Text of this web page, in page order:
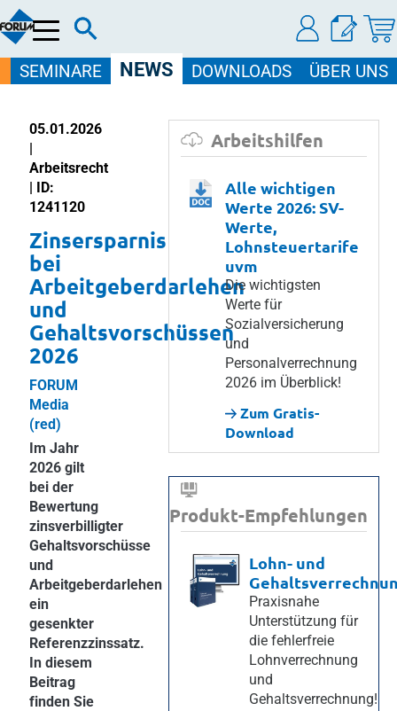
Menü
SEMINARE NEWS DOWNLOADS ÜBER UNS
05.01.2026
|
Arbeitsrecht
| ID:
1241120
Zinsersparnis
bei
Arbeitgeberdarlehen
und
Gehaltsvorschüssen
2026
FORUM
Media
(red)
Im Jahr
2026 gilt
bei der
Bewertung
zinsverbilligter
Gehaltsvorschüsse
und
Arbeitgeberdarlehen
ein
gesenkter
Referenzzinssatz.
In diesem
Beitrag
finden Sie
Arbeitshilfen
Alle wichtigen
Werte 2026: SV-
Werte,
Lohnsteuertarife
uvm
Die wichtigsten
Werte für
Sozialversicherung
und
Personalverrechnung
2026 im Überblick!
Zum Gratis-
Download
Produkt-Empfehlungen
Lohn- und
Praxisnahe
Unterstützung für
die fehlerfreie
Lohnverrechnung
und
Gehaltsverrechnung!